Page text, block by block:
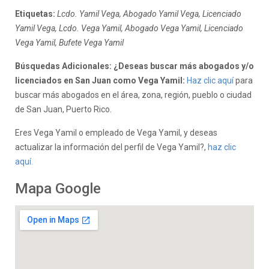
Etiquetas: Lcdo. Yamil Vega, Abogado Yamil Vega, Licenciado
Yamil Vega, Lcdo. Vega Yamil, Abogado Vega Yamil, Licenciado
Vega Yamil, Bufete Vega Yamil
Búsquedas Adicionales: ¿Deseas buscar más abogados y/o
licenciados en San Juan como Vega Yamil: Haz clic aquípara
buscar más abogados en el área, zona, región, pueblo o ciudad
de San Juan, Puerto Rico.
Eres Vega Yamil o empleado de Vega Yamil, y deseas
actualizar la información del perfil de Vega Yamil?, haz clic
aquí.
Mapa Google